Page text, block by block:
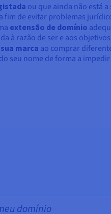
ou que ainda não está
fim de evitar problemas
extensão de domínio
à razão de ser e aos
marca ao comprar
seu nome de forma a
de domínios